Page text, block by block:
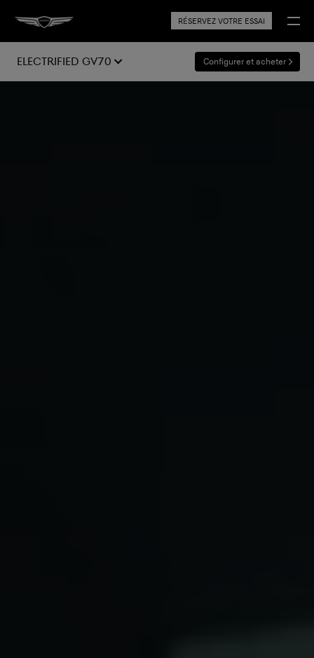
RÉSERVEZ VOTRE ESSAI
Electrified GV70 Configurer et acheter